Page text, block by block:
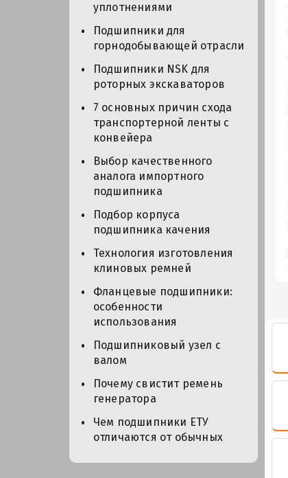
уплотнениями
Подшипники для
горнодобывающей отрасли
Подшипники NSK для
роторных экскаваторов
7 основных причин схода
транспортерной ленты с
конвейера
Выбор качественного
аналога импортного
подшипника
Подбор корпуса
подшипника качения
Технология изготовления
клиновых ремней
Фланцевые подшипники:
особенности
использования
Подшипниковый узел с
валом
Почему свистит ремень
генератора
Чем подшипники ЕТУ
отличаются от обычных